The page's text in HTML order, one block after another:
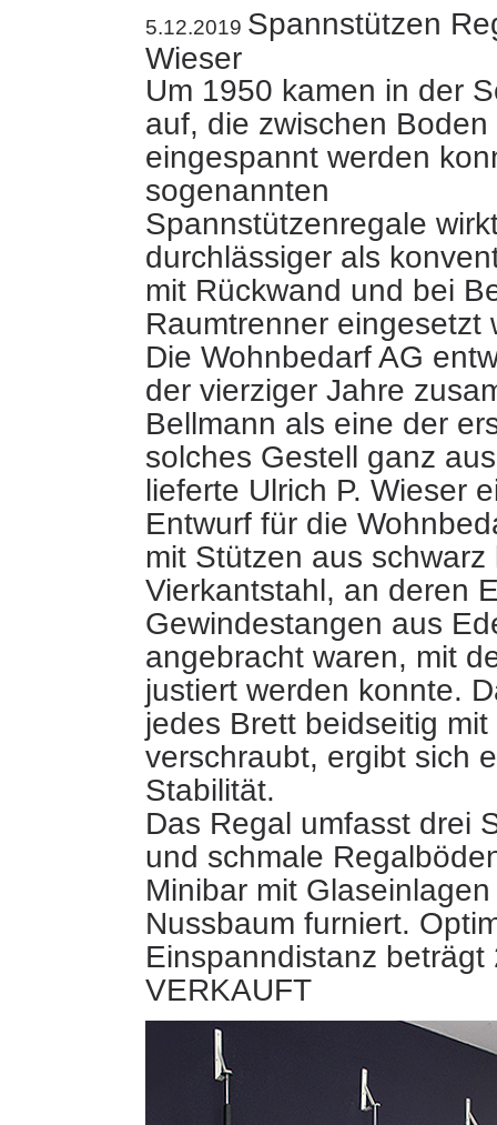
5.12.2019 Spannstützen
Wieser
Um 1950 kamen in der
auf, die zwischen
eingespannt werden
sogenannten
Spannstützenregale
durchlässigerals
mit Rückwand und bei
Raumtrenner eingesetzt
Die Wohnbedarf AG
der vierziger Jahre
Bellmann als eine der
solches Gestell ganz
lieferte Ulrich P. Wieser
Entwurf für die
mit Stützen aus schwarz
Vierkantstahl, an deren
Gewindestangen aus
angebracht waren, mit
justiert werden konnte.
jedes Brett beidseitig mit
verschraubt, ergibt sich
Stabilität.
Das Regal umfasst drei
und schmale
Minibar mit
Nussbaum furniert.
Einspanndistanz beträgt
VERKAUFT